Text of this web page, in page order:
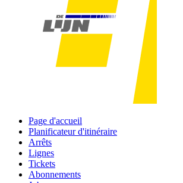
Page d'accueil
Planificateur d'itinéraire
Arrêts
Lignes
Tickets
Abonnements